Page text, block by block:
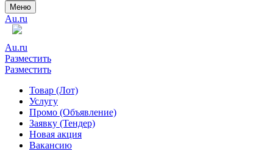
Меню
Au.ru
Au.ru
Разместить
Разместить
Товар (Лот)
Услугу
Промо (Объявление)
Заявку (Тендер)
Новая акция
Вакансию